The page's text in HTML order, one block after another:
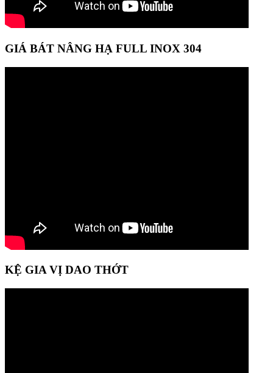
GIÁ BÁT NÂNG HẠ FULL INOX 304
KỆ GIA VỊ DAO THỚT